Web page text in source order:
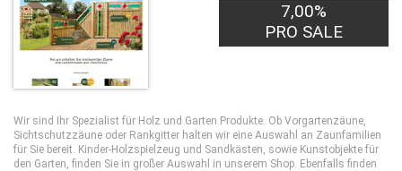
7,00%
PRO SALE
Wir sind Ihr Spezialist für Holz und Garten Produkte. Ob Vorgartenzäune,
Sichtschutzzäune oder Rankgitter halten wir eine Auswahl an Zaunfamilien
für Sie bereit. Kinder-Holzspielzeug und Sandkästen, sowie Kunstobjekte für
den Garten, finden Sie in großer Auswahl in unserem Shop. Ebenfalls finden